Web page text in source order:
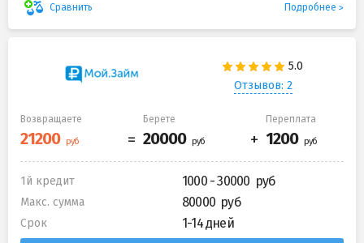
Сравнить Подробнее
Отзывов: 2
Возвращаете Берете Переплата
1й кредит 1000 - 30000
Макс. сумма 80000
Срок 1-14 дней